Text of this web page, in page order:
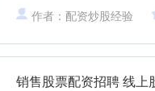
作者：配资炒股经验
销售股票配资招聘 线上